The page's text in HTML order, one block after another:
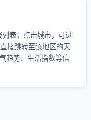
表；点击城市，可进
接跳转至该地区的天
趋势、生活指数等信